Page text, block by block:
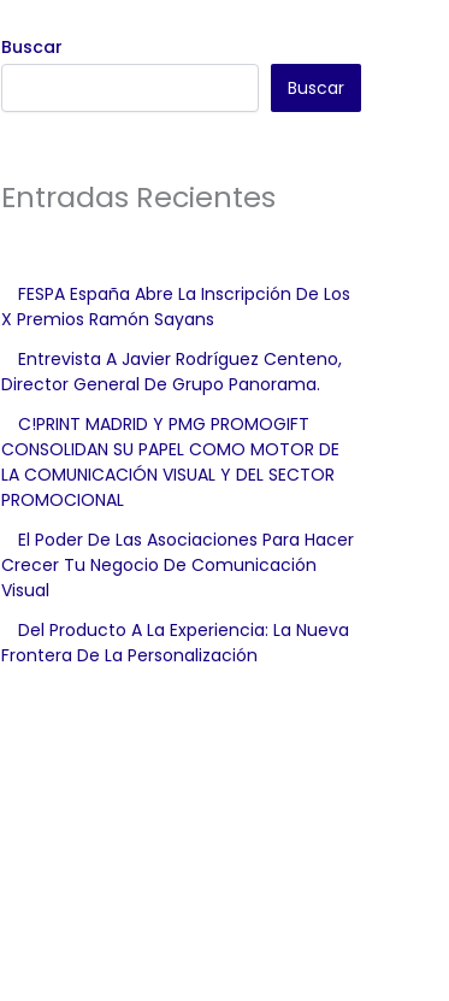
Buscar
Buscar
Entradas Recientes
FESPA España Abre La Inscripción De Los
X Premios Ramón Sayans
Entrevista A Javier Rodríguez Centeno,
Director General De Grupo Panorama.
C!PRINT MADRID Y PMG PROMOGIFT
CONSOLIDAN SU PAPEL COMO MOTOR DE
LA COMUNICACIÓN VISUAL Y DEL SECTOR
PROMOCIONAL
El Poder De Las Asociaciones Para Hacer
Crecer Tu Negocio De Comunicación
Visual
Del Producto A La Experiencia: La Nueva
Frontera De La Personalización